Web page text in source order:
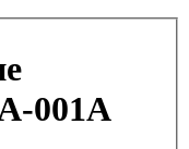
001A